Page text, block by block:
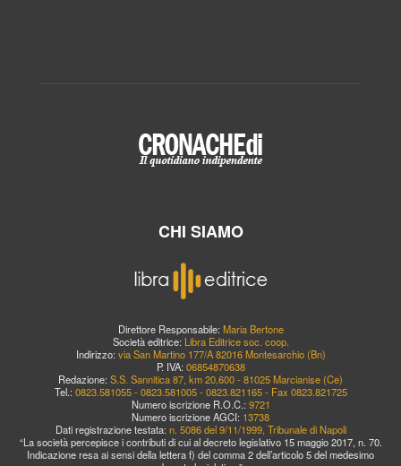
CHI SIAMO
Direttore Responsabile: Maria Bertone
Società editrice: Libra Editrice soc. coop.
Indirizzo: via San Martino 177/A 82016 Montesarchio (Bn)
P. IVA: 06854870638
Redazione: S.S. Sannitica 87, km 20,600 - 81025 Marcianise (Ce)
Tel.: 0823.581055 - 0823.581005 - 0823.821165 - Fax 0823.821725
Numero iscrizione R.O.C.: 9721
Numero iscrizione AGCI: 13738
Dati registrazione testata: n. 5086 del 9/11/1999, Tribunale di Napoli
“La società percepisce i contributi di cui al decreto legislativo 15 maggio 2017, n. 70.
Indicazione resa ai sensi della lettera f) del comma 2 dell’articolo 5 del medesimo